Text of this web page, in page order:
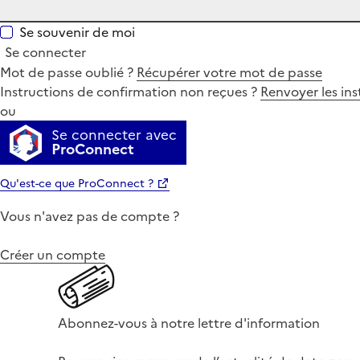
Se souvenir de moi
Se connecter
Mot de passe oublié ? Récupérer votre mot de passe
Instructions de confirmation non reçues ? Renvoyer les
ou
Se connecter avec
ProConnect
Qu'est-ce que ProConnect ?
Vous n'avez pas de compte ?
Créer un compte
Abonnez-vous à notre lettre d'information